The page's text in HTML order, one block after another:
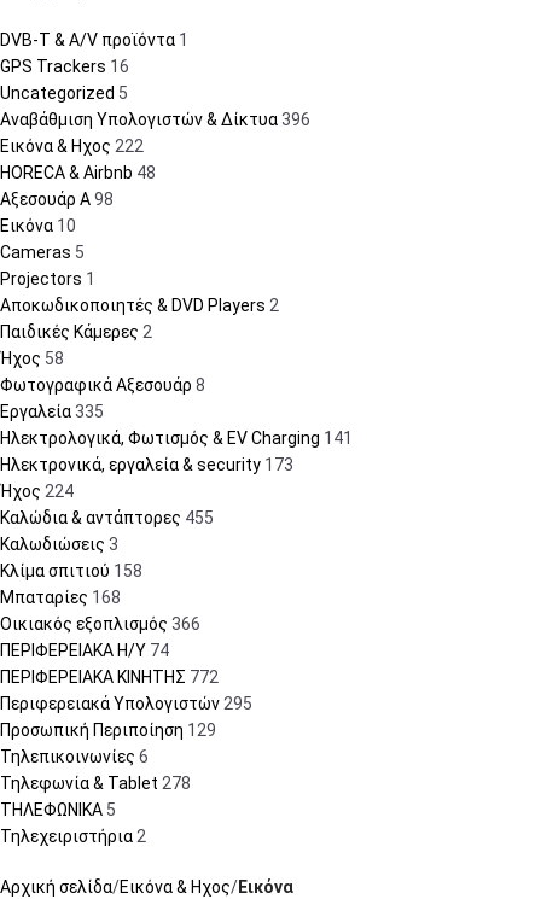
DVB-T & A/V προϊόντα 1
GPS Trackers 16
Uncategorized 5
Αναβάθμιση Υπολογιστών & Δίκτυα 396
Εικόνα & Ηχος 222
HORECA & Airbnb 48
Αξεσουάρ A98
Εικόνα 10
Cameras 5
Projectors 1
Αποκωδικοποιητές & DVD Players 2
Παιδικές Κάμερες 2
Ήχος 58
Φωτογραφικά Αξεσουάρ 8
Εργαλεία 335
Ηλεκτρολογικά, Φωτισμός & EV Charging 141
Ηλεκτρονικά, εργαλεία & security 173
Ήχος 224
Καλώδια & αντάπτορες 455
Καλωδιώσεις 3
Κλίμα σπιτιού 158
Μπαταρίες 168
Οικιακός εξοπλισμός 366
ΠΕΡΙΦΕΡΕΙΑΚΑ Η/Υ 74
ΠΕΡΙΦΕΡΕΙΑΚΑ ΚΙΝΗΤΗΣ 772
Περιφερειακά Υπολογιστών295
Προσωπική Περιποίηση 129
Τηλεπικοινωνίες 6
Τηλεφωνία & Tablet 278
ΤΗΛΕΦΩΝΙΚΑ 5
Τηλεχειριστήρια2
Αρχική σελίδα Εικόνα & Ηχος
Εικόνα